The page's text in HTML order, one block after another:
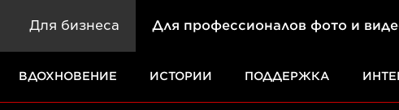
Для бизнеса Для профессионалов фото и
ВДОХНОВЕНИЕ ИСТОРИИ ПОДДЕРЖКА